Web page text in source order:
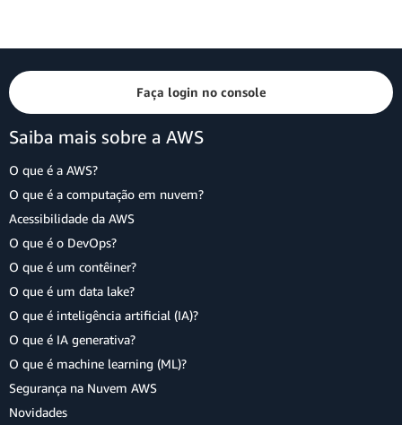
Faça login no console
Saiba mais sobre a AWS
O que é a AWS?
O que é a computação em nuvem?
Acessibilidade da AWS
O que é o DevOps?
O que é um contêiner?
O que é um data lake?
O que é inteligência artificial (IA)?
O que é IA generativa?
O que é machine learning (ML)?
Segurança na Nuvem AWS
Novidades